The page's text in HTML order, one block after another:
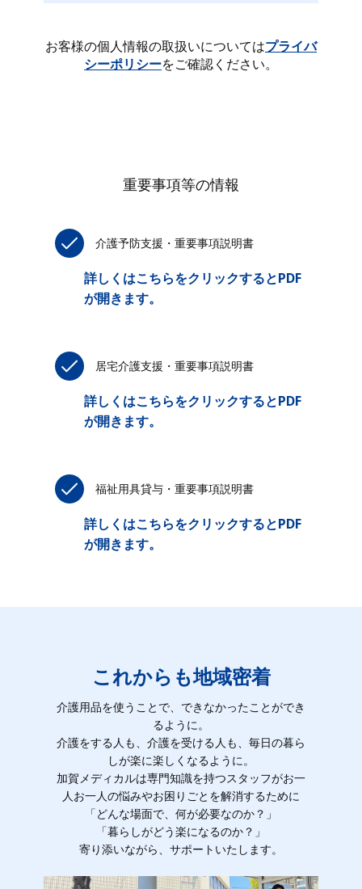
お客様の個人情報の取扱いについてはプライバ
シーポリシーをご確認ください。
重要事項等の情報
介護予防支援・重要事項説明書
詳しくはこちらをクリックするとPDF
が開きます。
居宅介護支援・重要事項説明書
詳しくはこちらをクリックするとPDF
が開きます。
福祉用具貸与・重要事項説明書
詳しくはこちらをクリックするとPDF
が開きます。
これからも地域密着
介護用品を使うことで、できなかったことができ
るように。
介護をする人も、介護を受ける人も、毎日の暮ら
しが楽に楽しくなるように。
加賀メディカルは専門知識を持つスタッフがお一
人お一人の悩みやお困りごとを解消するために
「どんな場面で、何が必要なのか？」
「暮らしがどう楽になるのか？」
寄り添いながら、サポートいたします。